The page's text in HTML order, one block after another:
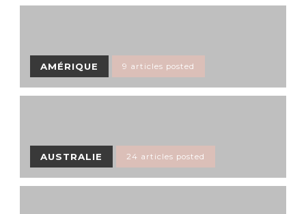
AMÉRIQUE 9 articles posted
AUSTRALIE 24 articles posted